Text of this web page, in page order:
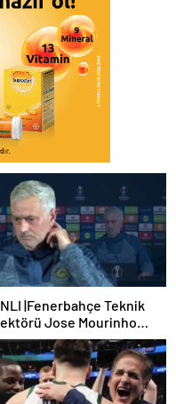
|Fenerbahçe Teknik
Jose Mourinho
toplantısı düzenliyor